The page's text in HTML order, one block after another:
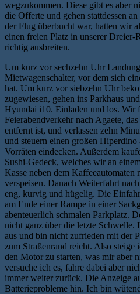
wegzukommen. Diese gibt es aber
die Offerte und gehen stattdessen
der Flug überbucht war, hatten wir
einen freien Platz in unserer Dreier-
richtig ausbreiten.
Um kurz vor sechzehn Uhr
Mietwagenschalter, vor dem sich
hat. Um kurz vor siebzehn Uhr
zugewiesen, gehen ins Parkhaus
Hyundai i10. Einladen und los. Wir
Feierabendverkehr nach Agaete,
entfernt ist, und verlassen zehn
und steuern einen großen
Vorräten eindecken. Außerdem
Sushi-Gedeck, welches wir an
Kasse neben dem
verspeisen. Danach Weiterfahrt
eng, kurvig und hügelig. Die
am Ende einer Rampe in einer
abenteuerlich schmalen Parkplatz.
nicht ganz über die letzte Schwelle.
aus und bin nicht zufrieden mit der
zum Straßenrand reicht. Also steige
den Motor zu starten, was mir aber
versuche ich es, fahre dabei aber
immer weiter zurück. Die Anzeige
Batterieprobleme hin. Ich bin